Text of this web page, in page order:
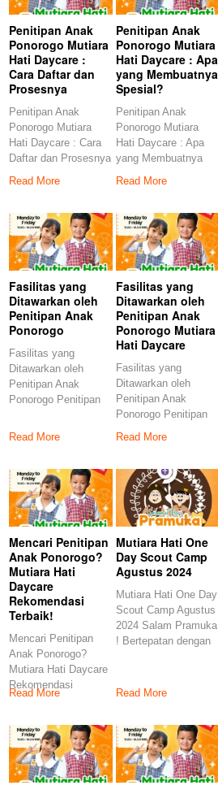
Penitipan Anak
Ponorogo Mutiara
Hati Daycare :
Cara Daftar dan
Prosesnya
Penitipan Anak
Ponorogo Mutiara
Hati Daycare : Cara
Daftar dan Prosesnya
Penitipan anak
Read More
Penitipan Anak
Ponorogo Mutiara
Hati Daycare : Apa
yang Membuatnya
Spesial?
Penitipan Anak
Ponorogo Mutiara
Hati Daycare : Apa
yang Membuatnya
anak adalah
Read More
Fasilitas yang
Ditawarkan oleh
Penitipan Anak
Ponorogo
Fasilitas yang
Ditawarkan oleh
Penitipan Anak
Ponorogo Penitipan
menjadi pilihan bagi
Read More
Fasilitas yang
Ditawarkan oleh
Penitipan Anak
Ponorogo Mutiara
Hati Daycare
Fasilitas yang
Ditawarkan oleh
Penitipan Anak
Ponorogo Penitipan
semakin berkembang
Read More
Mencari Penitipan
Anak Ponorogo?
Mutiara Hati
Daycare
Rekomendasi
Terbaik!
Mencari Penitipan
Anak Ponorogo?
Mutiara Hati Daycare
Rekomendasi
Terbaik! Menemukan
anak yang
Read More
Mutiara Hati One
Day Scout Camp
Agustus 2024
Mutiara Hati One Day
Scout Camp Agustus
2024 Salam Pramuka
! Bertepatan dengan
Read More